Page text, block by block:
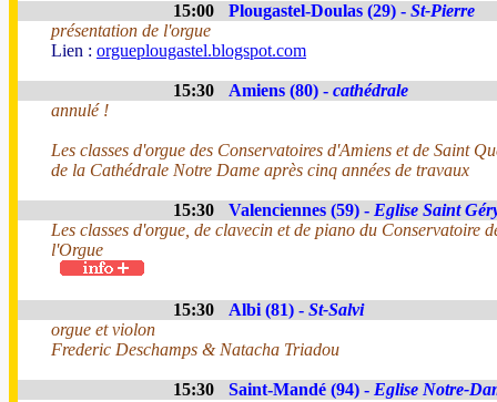
15:00 Plougastel-Doulas (29) - St-Pierre
présentation de l'orgue
Lien : orgueplougastel.blogspot.com
15:30 Amiens (80) - cathédrale
annulé !
Les classes d'orgue des Conservatoires d'Amiens et de Saint
de la Cathédrale Notre Dame après cinq années de travaux
15:30 Valenciennes (59) - Eglise Saint
Les classes d'orgue, de clavecin et de piano du Conservatoire
l'Orgue
15:30 Albi (81) - St-Salvi
orgue et violon
Frederic Deschamps & Natacha Triadou
15:30 Saint-Mandé (94) - Eglise Notre-